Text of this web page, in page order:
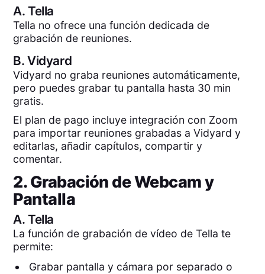
A.Tella
Tella no ofrece una función dedicada de
grabación de reuniones.
B.Vidyard
Vidyard no graba reuniones automáticamente,
pero puedes grabar tu pantalla hasta 30 min
gratis.
El plan de pago incluye integración con Zoom
para importar reuniones grabadas a Vidyard y
editarlas, añadir capítulos, compartir y
comentar.
2. Grabación de Webcam y
Pantalla
A.Tella
La función de grabación de vídeo de Tella te
permite:
Grabar pantalla y cámara por separado o